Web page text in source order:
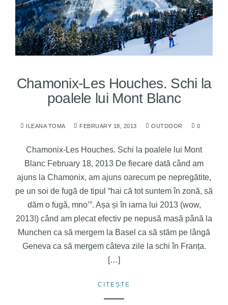
Chamonix-Les Houches. Schi la
poalele lui Mont Blanc
ILEANA TOMA FEBRUARY 18, 2013 OUTDOOR 0
Chamonix-Les Houches. Schi la poalele lui Mont
Blanc February 18, 2013 De fiecare dată când am
ajuns la Chamonix, am ajuns oarecum pe nepregătite,
pe un soi de fugă de tipul “hai că tot suntem în zonă, să
dăm o fugă, mno’”. Așa și în iarna lui 2013 (wow,
2013!) când am plecat efectiv pe nepusă masă până la
Munchen ca să mergem la Basel ca să stăm pe lângă
Geneva ca să mergem câteva zile la schi în Franța.
[…]
CITEȘTE